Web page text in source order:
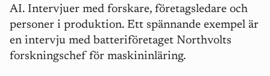
AI. Intervjuer med forskare, företagsledare och
personer i produktion. Ett spännande exempel är
en intervju med batteriföretaget Northvolts
forskningschef för maskininläring.